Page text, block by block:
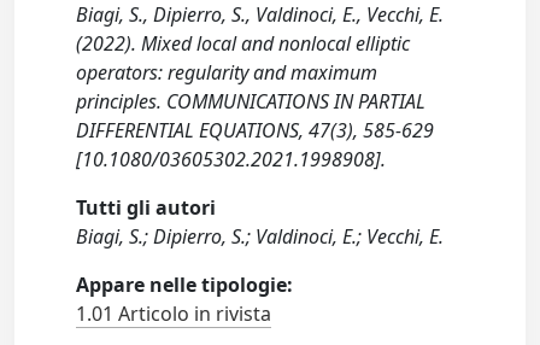
Biagi, S., Dipierro, S., Valdinoci, E., Vecchi, E.
(2022). Mixed local and nonlocal elliptic
operators: regularity and maximum
principles. COMMUNICATIONS IN PARTIAL
DIFFERENTIAL EQUATIONS, 47(3), 585-629
[10.1080/03605302.2021.1998908].
Tutti gli autori
Biagi, S.; Dipierro, S.; Valdinoci, E.; Vecchi, E.
Appare nelle tipologie:
1.01 Articolo in rivista